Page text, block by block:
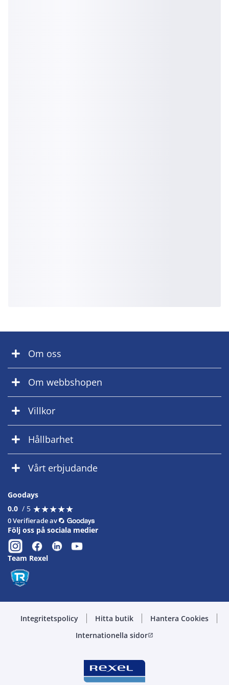
Om oss
Om webbshopen
Villkor
Hållbarhet
Vårt erbjudande
Goodays
0.0 / 5 ★★★★★
★★★★★
0 Verifierade av
Följ oss på sociala medier
Team Rexel
Integritetspolicy Hitta butik
Hantera Cookies
Internationella sidoropen_in_new